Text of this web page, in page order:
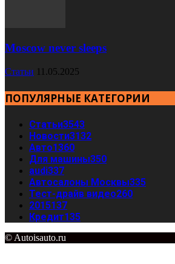
Moscow never sleeps
Статьи 11.05.2025
ПОПУЛЯРНЫЕ КАТЕГОРИИ
Статьи3543
Новости3132
Авто1360
Для машины350
audi337
Автосалоны Москвы335
Тест-драйв видео260
2015137
Кредит135
© Autoisauto.ru